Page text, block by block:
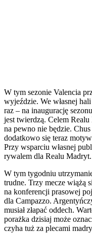
W tym sezonie Valencia
wyjeździe. We własnej
raz – na inaugurację
jest twierdzą. Celem
na pewno nie będzie.
dodatkowo się teraz
Przy wsparciu własnej
rywalem dla Realu Madryt.
W tym tygodniu
trudne. Trzy mecze wiążą
na konferencji prasowej
dla Campazzo.
musiał złapać oddech.
porażka dzisiaj może
czyha tuż za plecami